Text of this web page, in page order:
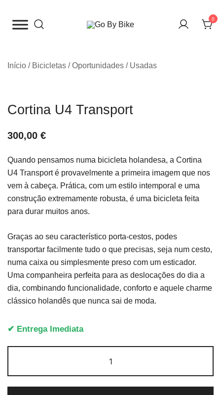
para
0
Início / Bicicletas /Oportunidades / Usadas
Cortina U4 Transport
300,00 €
Quando pensamos numa bicicleta holandesa, a Cortina
U4 Transport é provavelmente a primeira imagem que nos
vem à cabeça. Prática, com um estilo intemporal e uma
construção extremamente robusta, é uma bicicleta feita
para durar muitos anos.
Graças ao seu característico porta-cestos, podes
transportar facilmente tudo o que precisas, seja num cesto,
numa caixa ou simplesmente preso com um esticador.
Uma companheira perfeita para as deslocações do dia a
dia, combinando funcionalidade, conforto e aquele charme
clássico holandês que nunca sai de moda.
✔ Entrega Imediata
de
Cortina